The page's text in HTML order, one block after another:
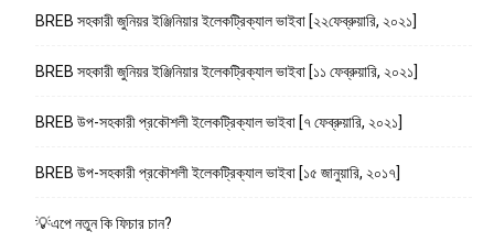
BREB সহকারী জুনিয়র ইঞ্জিনিয়ার ইলেকট্রিক্যাল ভাইবা [২২ফেব্রুয়ারি, ২০২১]
BREB সহকারী জুনিয়র ইঞ্জিনিয়ার ইলেকট্রিক্যাল ভাইবা [১১ ফেব্রুয়ারি, ২০২১]
BREB উপ-সহকারী প্রকৌশলী ইলেকট্রিক্যাল ভাইবা [৭ ফেব্রুয়ারি, ২০২১]
BREB উপ-সহকারী প্রকৌশলী ইলেকট্রিক্যাল ভাইবা [১৫ জানুয়ারি, ২০১৭]
💡এপে নতুন কি ফিচার চান?